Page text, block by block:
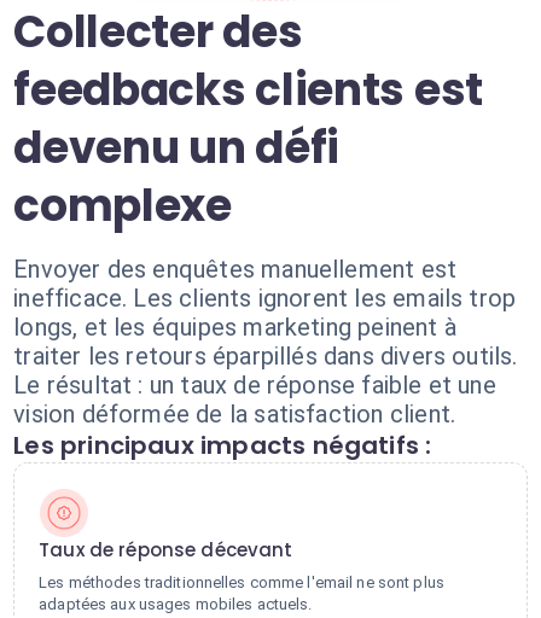
Collecter des
feedbacks clients est
devenu un défi
complexe
Envoyer des enquêtes manuellement est
inefficace. Les clients ignorent les emails trop
longs, et les équipes marketing peinent à
traiter les retours éparpillés dans divers outils.
Le résultat : un taux de réponse faible et une
vision déformée de la satisfaction client.
Les principaux impacts négatifs :
Taux de réponse décevant
Les méthodes traditionnelles comme l'email ne sont plus
adaptées aux usages mobiles actuels.